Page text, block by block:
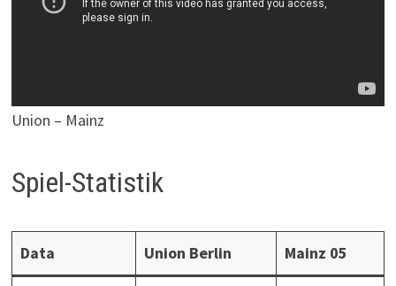
Union – Mainz
Spiel-Statistik
Data Union Berlin Mainz 05